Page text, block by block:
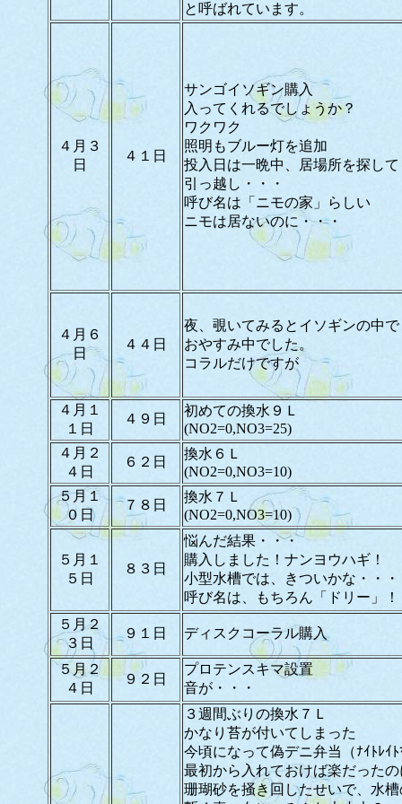
と呼ばれています。
４月３
日
４１日
サンゴイソギン購入
入ってくれるでしょうか？
ワクワク
照明もブルー灯を追加
投入日は一晩中、居場所を探して
引っ越し・・・
呼び名は「ニモの家」らしい
ニモは居ないのに・・・
４月６
日
４４日
夜、覗いてみるとイソギンの中で
おやすみ中でした。
コラルだけですが
４月１
１日
４９日
初めての換水９Ｌ
(NO2=0,NO3=25)
４月２
４日
６２日
換水６Ｌ
(NO2=0,NO3=10)
５月１
０日
７８日
換水７Ｌ
(NO2=0,NO3=10)
５月１
５日
８３日
悩んだ結果・・・
購入しました！ナンヨウハギ！
小型水槽では、きついかな・・・
呼び名は、もちろん「ドリー」！
５月２
３日
９１日 ディスクコーラル購入
５月２
４日
９２日
プロテンスキマ設置
音が・・・
３週間ぶりの換水７Ｌ
かなり苔が付いてしまった
今頃になって偽デニ弁当（ﾅｲﾄﾚｲ
最初から入れておけば楽だった
珊瑚砂を掻き回したせいで、水